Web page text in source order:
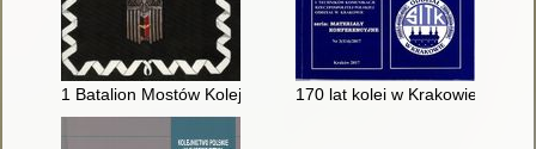
1 Batalion Mostów Kolejowych 170 lat kolei w Krakowie = 170